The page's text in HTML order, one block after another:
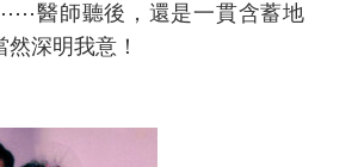
醫師聽後，還是一貫含蓄地
深明我意！